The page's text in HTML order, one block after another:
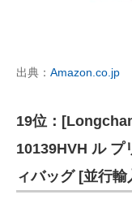
出典： Amazon.co.jp
19位：
10139HVH ル プ
ィバッグ [並行輸